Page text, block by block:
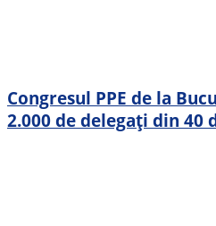
Congresul PPE de la
2.000 de delegați din 40